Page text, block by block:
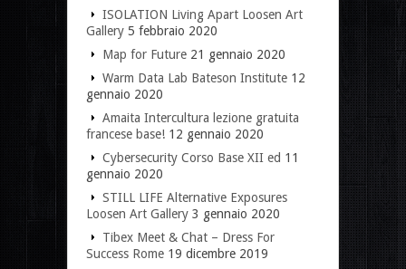
ISOLATION Living Apart Loosen Art
Gallery 5 febbraio 2020
Map for Future 21 gennaio 2020
Warm Data Lab Bateson Institute 12
gennaio 2020
Amaita Intercultura lezione gratuita
francese base! 12 gennaio 2020
Cybersecurity Corso Base XII ed 11
gennaio 2020
STILL LIFE Alternative Exposures
Loosen Art Gallery 3 gennaio 2020
Tibex Meet & Chat – Dress For
Success Rome 19 dicembre 2019